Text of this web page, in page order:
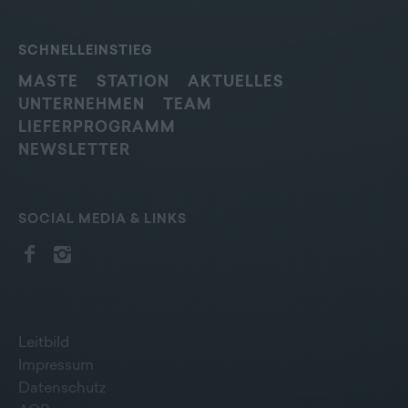
SCHNELLEINSTIEG
MASTE STATION
AKTUELLES
UNTERNEHMEN
TEAM
LIEFERPROGRAMM
NEWSLETTER
SOCIAL MEDIA & LINKS
Leitbild
Impressum
Datenschutz